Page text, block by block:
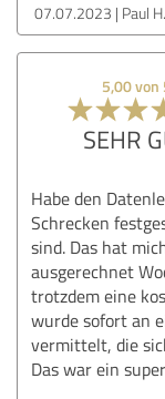
07.07.2023 Paul H.
5,00 von
SEHR
Habe den
Schrecken
sind. Das hat
ausgerechnet
trotzdem eine
wurde sofort an
vermittelt, die
Das war ein